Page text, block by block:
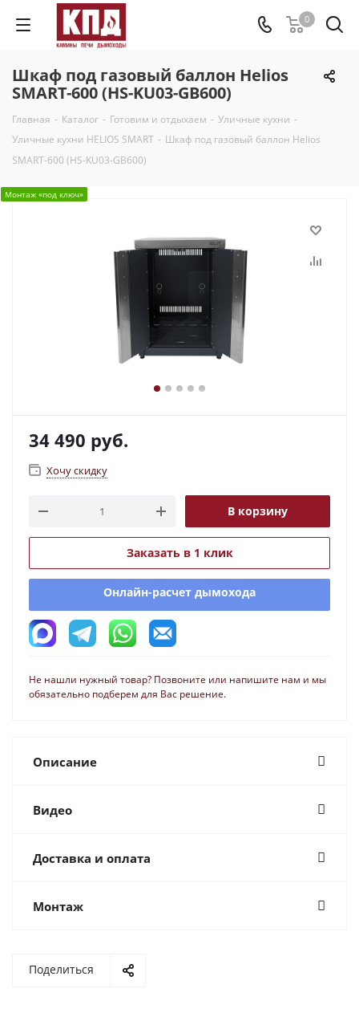
0
Шкаф под газовый баллон Helios
SMART-600 (HS-KU03-GB600)
Главная - Каталог - Готовим и отдыхаем - Уличные кухни -
Уличные кухни HELIOS SMART - Шкаф под газовый баллон Helios
SMART-600 (HS-KU03-GB600)
Монтаж «под ключ»
34 490 руб.
Хочу скидку
В корзину
Заказать в 1 клик
Онлайн-расчет дымохода
Не нашли нужный товар? Позвоните или напишите нам и мы
обязательно подберем для Вас решение.
Описание
Видео
Доставка и оплата
Монтаж
Поделиться